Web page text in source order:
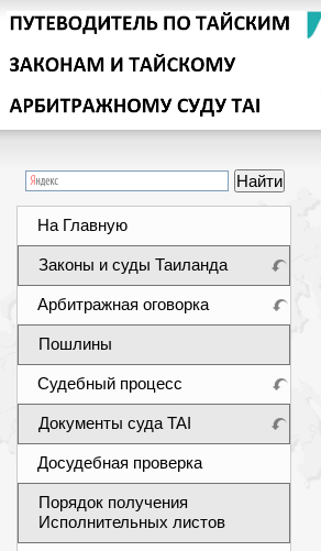
На Главную
Законы и суды Таиланда
Арбитражная оговорка
Пошлины
Судебный процесс
Документы суда TAI
Досудебная проверка
Порядок получения
Исполнительных листов